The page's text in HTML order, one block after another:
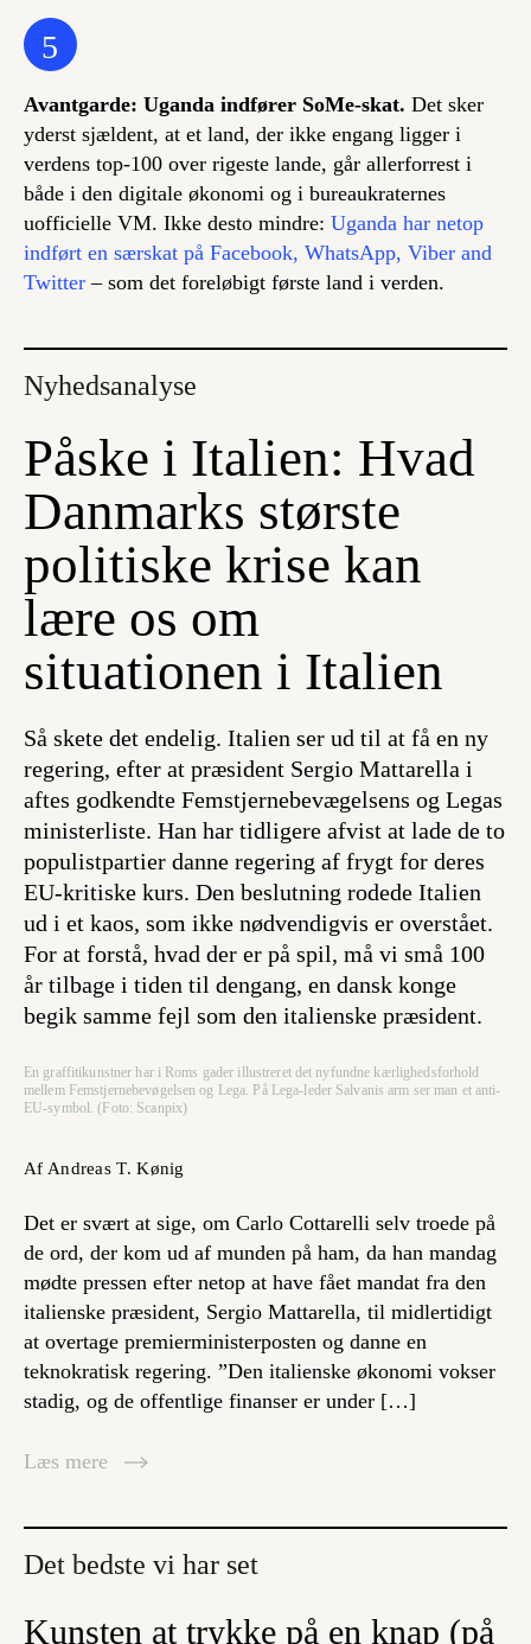
5
Avantgarde: Uganda indfører SoMe-skat. Det sker
yderst sjældent, at et land, der ikke engang ligger i
verdens top-100 over rigeste lande, går allerforrest i
både i den digitale økonomi og i bureaukraternes
uofficielle VM. Ikke desto mindre: Uganda har netop
indført en særskat på Facebook, WhatsApp, Viber and
Twitter – som det foreløbigt første land i verden.
Nyhedsanalyse
Påske i Italien: Hvad
Danmarks største
politiske krise kan
lære os om
situationen i Italien
Så skete det endelig. Italien ser ud til at få en ny
regering, efter at præsident Sergio Mattarella i
aftes godkendte Femstjernebevægelsens og Legas
ministerliste. Han har tidligere afvist at lade de to
populistpartier danne regering af frygt for deres
EU-kritiske kurs. Den beslutning rodede Italien
ud i et kaos, som ikke nødvendigvis er overstået.
For at forstå, hvad der er på spil, må vi små 100
år tilbage i tiden til dengang, en dansk konge
begik samme fejl som den italienske præsident.
En graffitikunstner har i Roms gader illustreret det nyfundne kærlighedsforhold
mellem Femstjernebevøgelsen og Lega. På Lega-leder Salvanis arm ser man et anti-
EU-symbol. (Foto: Scanpix)
Af Andreas T. Kønig
Det er svært at sige, om Carlo Cottarelli selv troede på
de ord, der kom ud af munden på ham, da han mandag
mødte pressen efter netop at have fået mandat fra den
italienske præsident, Sergio Mattarella, til midlertidigt
at overtage premierministerposten og danne en
teknokratisk regering. ”Den italienske økonomi vokser
stadig, og de offentlige finanser er under […]
Læs mere
Det bedste vi har set
Kunsten at trykke på en knap (på